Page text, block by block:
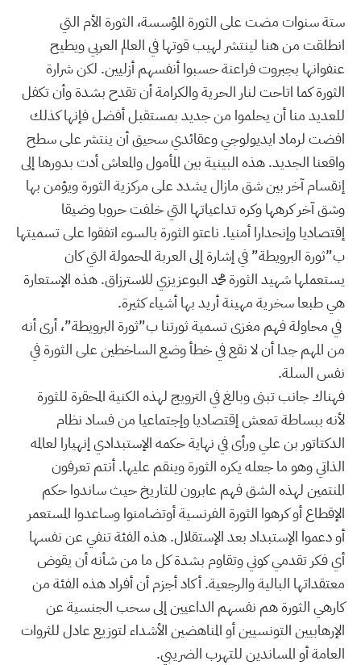
ستة سنوات مضت على الثورة المؤسسة، الثورة الأم التي
انطلقت من هنا لينتشر لهيب قوتها في العالم العربي ويطيح
عنفوانها بجبروت فراعنة حسبوا أنفسهم أزليين. لكن شرارة
الثورة كما اتاحت لنار الحرية والكرامة أن تقدح بشدة وأن تكفل
للعديد منا أن يحلموا من جديد بمستقبل أفضل فإنها كذلك
افضت لرماد ايديولوجي وعقائدي سحيق أن ينتشر على سطح
واقعنا الجديد. هذه البينية بين المأمول والمعاش أدت بدورها إلى
إنقسام آخر بين شق مازال يشدد على مركزية الثورة ويؤمن بها
وشق آخر كرهها وكره تداعياتها التي خلفت حروبا وضيقا
إقتصاديا وإنحدارا أمنيا. ناعتو الثورة بالسوء اتفقوا على تسميتها
ب”ثورة البرويطة” في إشارة إلى العربة المحمولة التي كان
يستعملها شهيد الثورة محمد البوعزيزي للاسترزاق. هذه الإستعارة
هي طبعا سخرية مهينة أريد بها أشياء كثيرة.
في محاولة فهم مغزى تسمية ثورتنا ب”ثورة البرويطة”، أرى أنه
من المهم جدا أن لا نقع في خطأ وضع الساخطين على الثورة في
نفس السلة.
فهناك جانب تبنى وبالغ في الترويج لهذه الكنية المحقرة للثورة
لأنه ببساطة تمعش إقتصاديا وإجتماعيا من فساد نظام
الدكتاتور بن علي ورأى في نهاية حكمه الإستبدادي إنهيارا لعالمه
الذاتي وهو ما جعله يكره الثورة وينقم عليها. أنتم تعرفون
المنتمين لهذه الشق فهم عابرون للتاريخ حيث ساندوا حكم
الإقطاع أو كرهوا الثورة الفرنسية أوتضامنوا وساعدوا المستعمر
أو دعموا الإستبداد بعد الإستقلال. هذه الفئة تنفي عن نفسها
أي فكر تقدمي كوني وتقاوم بشدة كل ما من شأنه أن يقوض
معتقداتها البالية والرجعية. أكاد أجزم أن أفراد هذه الفئة من
كارهي الثورة هم نفسهم الداعيين إلى سحب الجنسية عن
الإرهابيين التونسيين أو المناهضين الأشداء لتوزيع عادل للثروات
العامة أو المساندين للتهرب الضريبي.